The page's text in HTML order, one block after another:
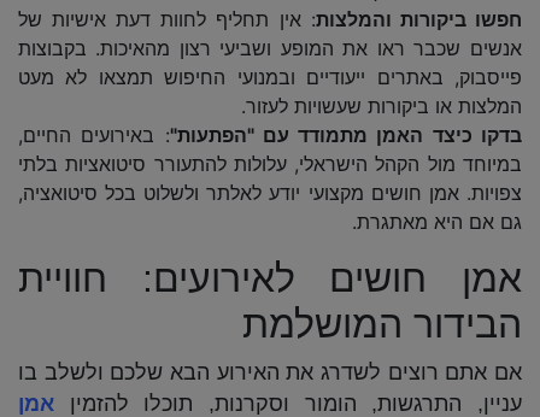
חפשו ביקורות והמלצות: אין תחליף לחוות דעת אישיות של
אנשים שכבר ראו את המופע ושביעי רצון מהאיכות. בקבוצות
פייסבוק, באתרים ייעודיים ובמנועי החיפוש תמצאו לא מעט
המלצות או ביקורות שעשויות לעזור.
בדקו כיצד האמן מתמודד עם "הפתעות": באירועים החיים,
במיוחד מול הקהל הישראלי, עלולות להתעורר סיטואציות בלתי
צפויות. אמן חושים מקצועי יודע לאלתר ולשלוט בכל סיטואציה,
גם אם היא מאתגרת.
אמן חושים לאירועים: חוויית
הבידור המושלמת
אם אתם רוצים לשדרג את האירוע הבא שלכם ולשלב בו
עניין, התרגשות, הומור וסקרנות, תוכלו להזמין אמן